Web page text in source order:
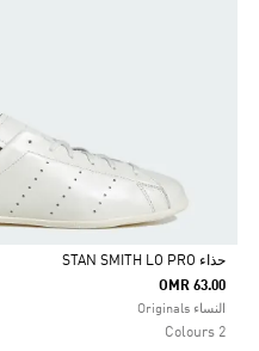
Selected
حذاء STAN SMITH LO PRO
OMR 63.00
النساء Originals
2 Colours